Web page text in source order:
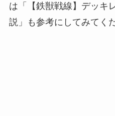
は「【鉄獣戦線】デッキ
説」も参考にしてみてく